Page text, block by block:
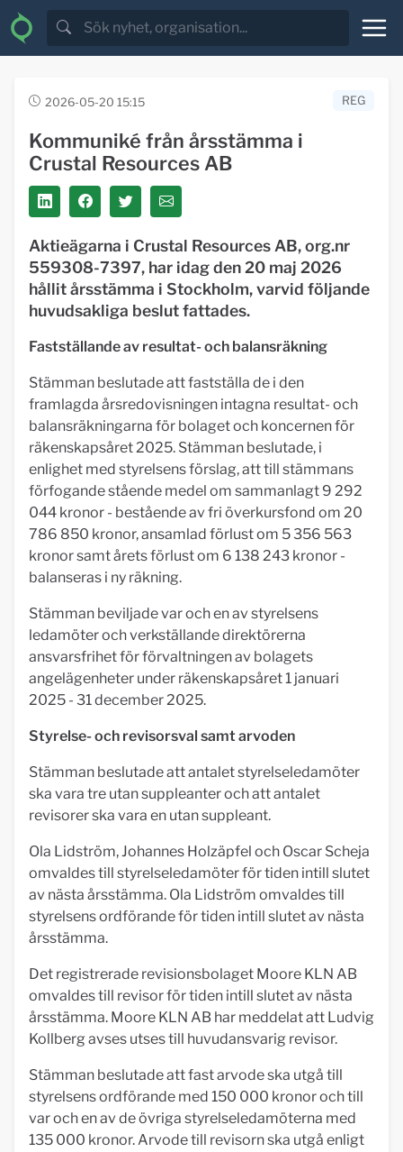
2026-05-20 15:15 REG
Kommuniké från årsstämma i
Crustal Resources AB
Aktieägarna i Crustal Resources AB, org.nr
559308-7397, har idag den 20 maj 2026
hållit årsstämma i Stockholm, varvid följande
huvudsakliga beslut fattades.
Fastställande av resultat- och balansräkning
Stämman beslutade att fastställa de i den
framlagda årsredovisningen intagna resultat- och
balansräkningarna för bolaget och koncernen för
räkenskapsåret 2025. Stämman beslutade, i
enlighet med styrelsens förslag, att till stämmans
förfogande stående medel om sammanlagt 9 292
044 kronor - bestående av fri överkursfond om 20
786 850 kronor, ansamlad förlust om 5 356 563
kronor samt årets förlust om 6 138 243 kronor -
balanseras i ny räkning.
Stämman beviljade var och en av styrelsens
ledamöter och verkställande direktörerna
ansvarsfrihet för förvaltningen av bolagets
angelägenheter under räkenskapsåret 1 januari
2025 - 31 december 2025.
Styrelse- och revisorsval samt arvoden
Stämman beslutade att antalet styrelseledamöter
ska vara tre utan suppleanter och att antalet
revisorer ska vara en utan suppleant.
Ola Lidström, Johannes Holzäpfel och Oscar Scheja
omvaldes till styrelseledamöter för tiden intill slutet
av nästa årsstämma. Ola Lidström omvaldes till
styrelsens ordförande för tiden intill slutet av nästa
årsstämma.
Det registrerade revisionsbolaget Moore KLN AB
omvaldes till revisor för tiden intill slutet av nästa
årsstämma. Moore KLN AB har meddelat att Ludvig
Kollberg avses utses till huvudansvarig revisor.
Stämman beslutade att fast arvode ska utgå till
styrelsens ordförande med 150 000 kronor och till
var och en av de övriga styrelseledamöterna med
135 000 kronor. Arvode till revisorn ska utgå enligt